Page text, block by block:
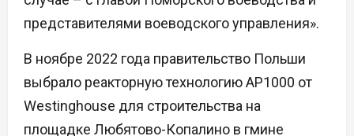
представителями воеводского управления».
В ноябре 2022 года правительство Польши
выбрало реакторную технологию AP1000 от
Westinghouse для строительства на
площадке Любятово-Копалино в гмине